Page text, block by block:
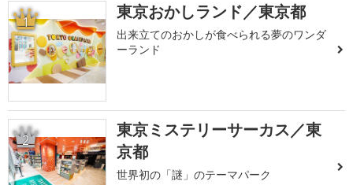
1 東京おかしランド／東京都
出来立てのおかしが食べられる夢のワンダ
ーランド
2
東京ミステリーサーカス／東
京都
世界初の「謎」のテーマパーク